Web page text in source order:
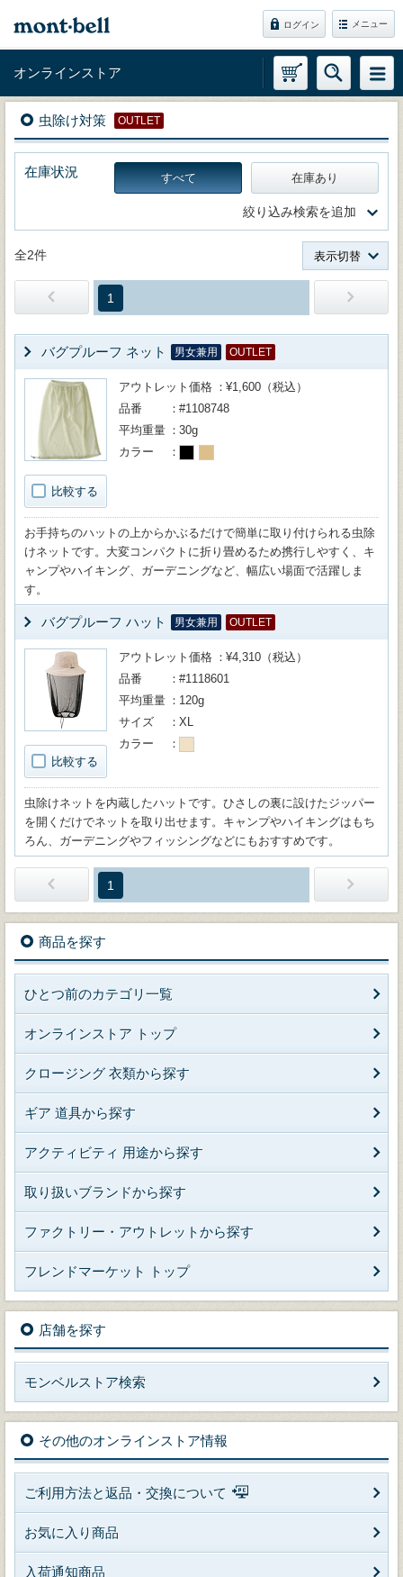
ログイン メニュー
オンラインストア
虫除け対策 OUTLET
在庫状況 すべて 在庫あり
絞り込み検索を追加
全2件 表示切替
1
バグプルーフ ネット 男女兼用 OUTLET
比較する
アウトレット価格
¥1,600（税込）
品番
#1108748
平均重量
30g
カラー
お手持ちのハットの上からかぶるだけで簡単に取り付けられる虫除
けネットです。大変コンパクトに折り畳めるため携行しやすく、キ
ャンプやハイキング、ガーデニングなど、幅広い場面で活躍しま
す。
バグプルーフ ハット 男女兼用 OUTLET
比較する
アウトレット価格
¥4,310（税込）
品番
#1118601
平均重量
120g
サイズ
XL
カラー
虫除けネットを内蔵したハットです。ひさしの裏に設けたジッパー
を開くだけでネットを取り出せます。キャンプやハイキングはもち
ろん、ガーデニングやフィッシングなどにもおすすめです。
1
商品を探す
ひとつ前のカテゴリ一覧
オンラインストア トップ
クロージング 衣類から探す
ギア 道具から探す
アクティビティ 用途から探す
取り扱いブランドから探す
ファクトリー・アウトレットから探す
フレンドマーケット トップ
店舗を探す
モンベルストア検索
その他のオンラインストア情報
ご利用方法と返品・交換について
お気に入り商品
入荷通知商品